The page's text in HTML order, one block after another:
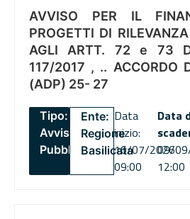
AVVISO PER IL
PROGETTI DI
AGLI ARTT. 72 e 73
117/2017 , .. ACCORDO
(ADP) 25- 27
Tipo:
Avviso
Pubblico
Ente:
Regione
Basilicata
Data
inizio:
16/07/2026
09:00
Data
09/
12:00